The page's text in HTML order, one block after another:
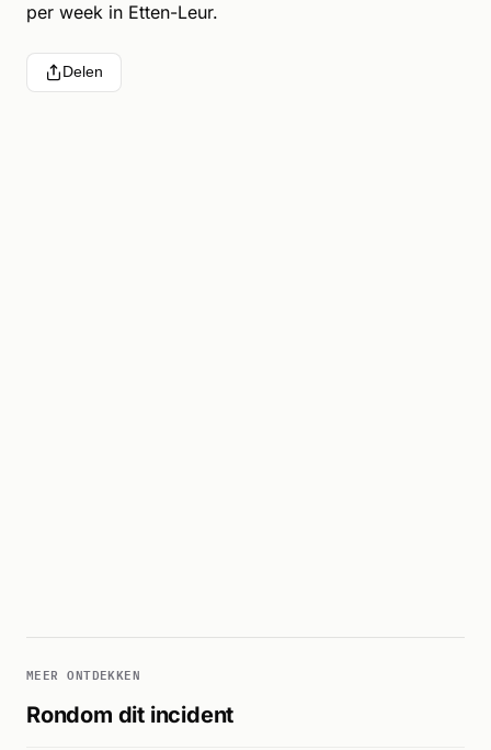
per week in Etten-Leur.
Delen
MEER ONTDEKKEN
Rondom dit incident